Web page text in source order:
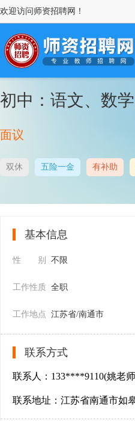
欢迎访问师资招聘网！
初中：语文、数
面议
双休 五险一金 有补助
基本信息
性 别 不限
工作性质 全职
工作地点 江苏省/南通市
联系方式
联系人：133****9110(姚老
联系地址：江苏省南通市如